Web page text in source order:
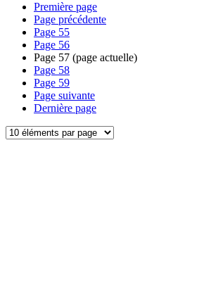
Première page
Page précédente
Page 55
Page 56
Page 57 (page actuelle)
Page 58
Page 59
Page suivante
Dernière page